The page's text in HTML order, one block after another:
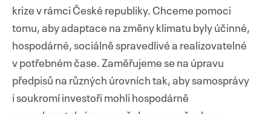
krize v rámci České republiky. Chceme pomoci
tomu, aby adaptace na změny klimatu byly účinné,
hospodárné, sociálně spravedlivé a realizovatelné
v potřebném čase. Zaměřujeme se na úpravu
předpisů na různých úrovních tak, aby samosprávy
i soukromí investoři mohli hospodárně